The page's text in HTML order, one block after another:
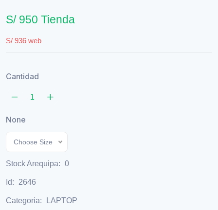
S/ 950 Tienda
S/ 936 web
Cantidad
None
Choose Size
Stock Arequipa: 0
Id: 2646
Categoria: LAPTOP